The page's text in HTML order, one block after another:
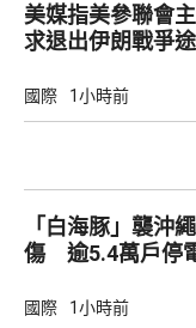
美媒指美參聯會
求退出伊朗戰爭
國際 1小時前
「白海豚」襲沖
傷 逾5.4萬戶停
國際 1小時前